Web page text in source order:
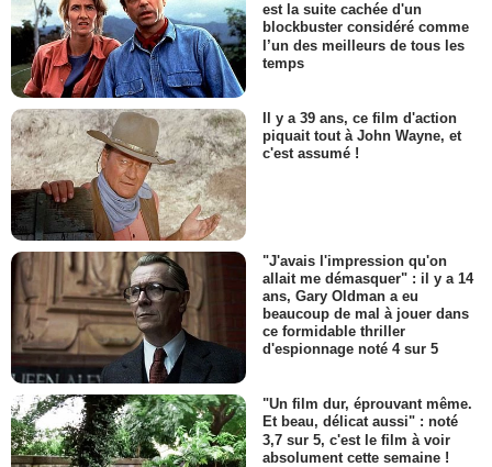
est la suite cachée d'un
blockbuster considéré comme
l’un des meilleurs de tous les
temps
Il y a 39 ans, ce film d'action
piquait tout à John Wayne, et
c'est assumé !
"J'avais l'impression qu'on
allait me démasquer" : il y a 14
ans, Gary Oldman a eu
beaucoup de mal à jouer dans
ce formidable thriller
d'espionnage noté 4 sur 5
"Un film dur, éprouvant même.
Et beau, délicat aussi" : noté
3,7 sur 5, c'est le film à voir
absolument cette semaine !